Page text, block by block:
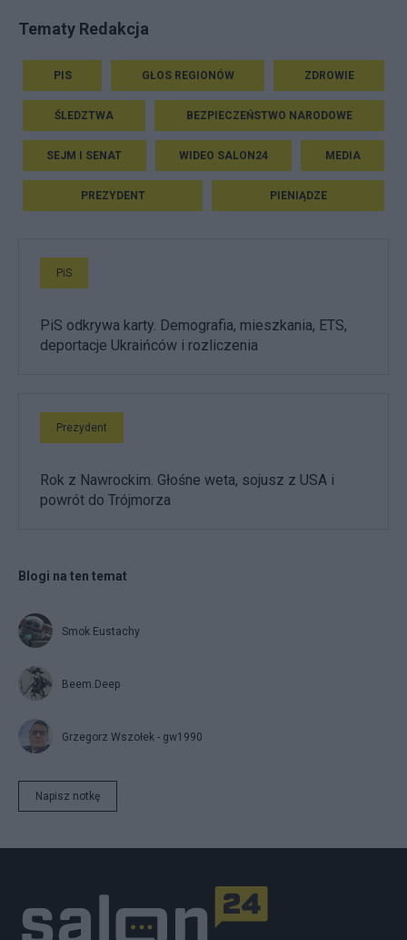
Tematy Redakcja
PIS GŁOS REGIONÓW ZDROWIE
ŚLEDZTWA BEZPIECZEŃSTWO NARODOWE
SEJM I SENAT WIDEO SALON24 MEDIA
PREZYDENT PIENIĄDZE
PiS
PiS odkrywa karty. Demografia, mieszkania, ETS,
deportacje Ukraińców i rozliczenia
Prezydent
Rok z Nawrockim. Głośne weta, sojusz z USA i
powrót do Trójmorza
Blogi na ten temat
Smok Eustachy
Beem.Deep
Grzegorz Wszołek - gw1990
Napisz notkę